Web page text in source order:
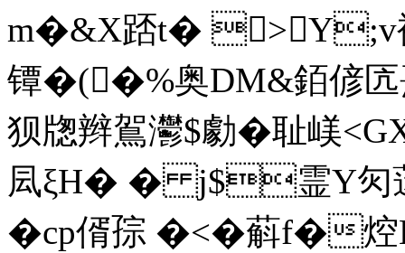
m�&X踎t� >Y;v
镡�(�%奥DM&銆偐匟
狈牎辫鴐灪$勮�耻
凨ξH� � j$霊Y灳蒁
�cp偦孮 �<�蔛f�